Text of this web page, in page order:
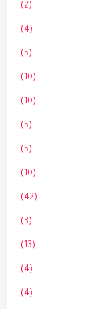
(2)
(4)
(5)
(10)
(10)
(5)
(5)
(10)
(42)
(3)
(13)
(4)
(4)